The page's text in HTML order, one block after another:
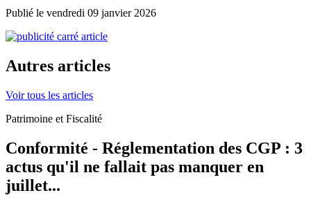
Publié le vendredi 09 janvier 2026
Autres articles
Voir tous les articles
Patrimoine et Fiscalité
Conformité - Réglementation des CGP : 3
actus qu'il ne fallait pas manquer en
juillet...